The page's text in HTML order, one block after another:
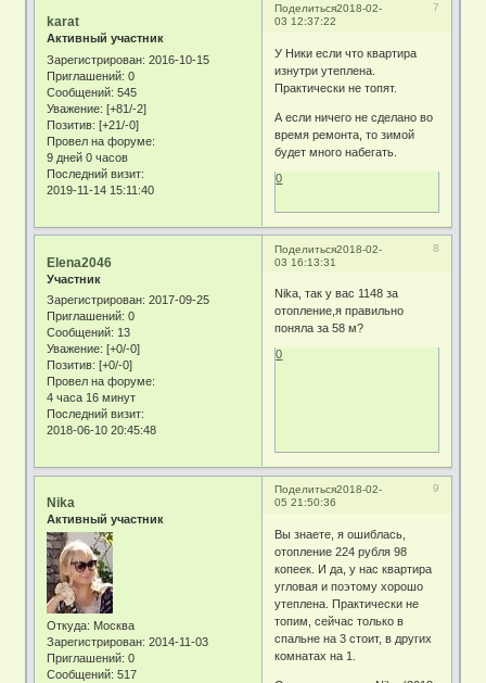
Поделиться 7
2018-02-
03 12:37:22
karat
Активный участник
Зарегистрирован: 2016-10-15
Приглашений: 0
Сообщений: 545
Уважение: [+81/-2]
Позитив: [+21/-0]
Провел на форуме:
9 дней 0 часов
Последний визит:
2019-11-14 15:11:40
У Ники если что квартира
изнутри утеплена.
Практически не топят.
А если ничего не сделано во
время ремонта, то зимой
будет много набегать.
0
Поделиться 8
2018-02-
03 16:13:31
Elena2046
Участник
Зарегистрирован: 2017-09-25
Приглашений: 0
Сообщений: 13
Уважение: [+0/-0]
Позитив: [+0/-0]
Провел на форуме:
4 часа 16 минут
Последний визит:
2018-06-10 20:45:48
Nika, так у вас 1148 за
отопление,я правильно
поняла за 58 м?
0
Поделиться 9
2018-02-
05 21:50:36
Nika
Активный участник
Откуда: Москва
Зарегистрирован: 2014-11-03
Приглашений: 0
Сообщений: 517
Вы знаете, я ошиблась,
отопление 224 рубля 98
копеек. И да, у нас квартира
угловая и поэтому хорошо
утеплена. Практически не
топим, сейчас только в
спальне на 3 стоит, в других
комнатах на 1.